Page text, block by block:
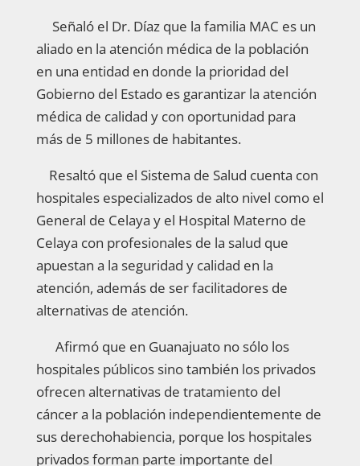
Señaló el Dr. Díaz que la familia MAC es un
aliado en la atención médica de la población
en una entidad en donde la prioridad del
Gobierno del Estado es garantizar la atención
médica de calidad y con oportunidad para
más de 5 millones de habitantes.
Resaltó que el Sistema de Salud cuenta con
hospitales especializados de alto nivel como el
General de Celaya y el Hospital Materno de
Celaya con profesionales de la salud que
apuestan a la seguridad y calidad en la
atención, además de ser facilitadores de
alternativas de atención.
Afirmó que en Guanajuato no sólo los
hospitales públicos sino también los privados
ofrecen alternativas de tratamiento del
cáncer a la población independientemente de
sus derechohabiencia, porque los hospitales
privados forman parte importante del